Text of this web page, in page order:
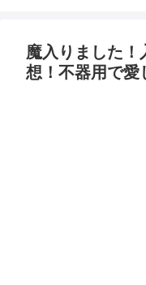
魔入りました！
想！不器用で愛